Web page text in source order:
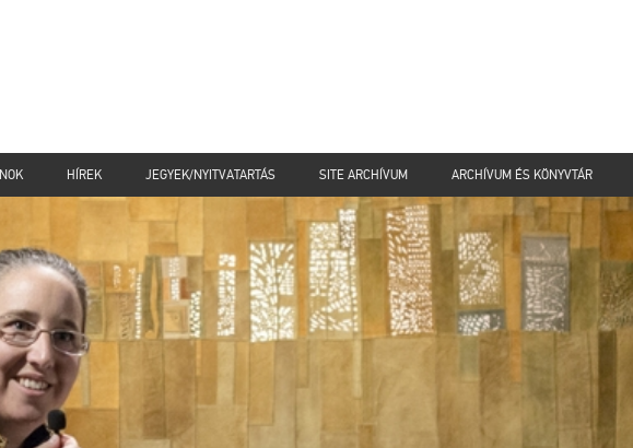
HÍREK JEGYEK/NYITVATARTÁS SITE ARCHÍVUM ARCHÍVUM ÉS KÖNYVTÁR